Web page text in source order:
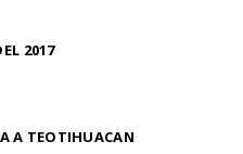
2017
A TEOTIHUACAN